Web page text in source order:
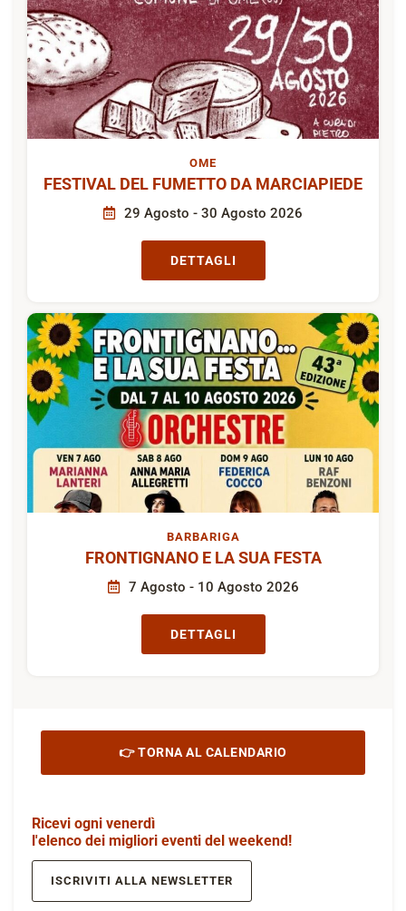
OME
FESTIVAL DEL FUMETTO DA MARCIAPIEDE
29 Agosto - 30 Agosto 2026
DETTAGLI
BARBARIGA
FRONTIGNANO E LA SUA FESTA
7 Agosto - 10 Agosto 2026
DETTAGLI
👉 TORNA AL CALENDARIO
Ricevi ogni venerdì
l'elenco dei migliori eventi del weekend!
ISCRIVITI ALLA NEWSLETTER